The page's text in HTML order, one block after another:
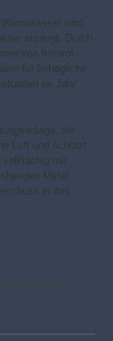
wird
erzeugt. Durch
von Infrarot-
für behagliche
im Jahr
die
Luft und schützt
vollflächig mit
Mittel
in das